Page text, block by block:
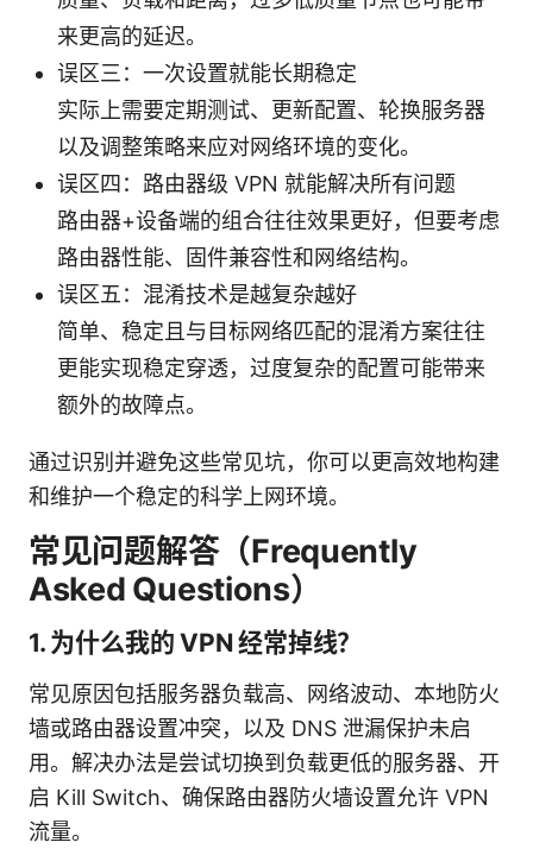
来更高的延迟。
误区三：一次设置就能长期稳定
实际上需要定期测试、更新配置、轮换服务器
以及调整策略来应对网络环境的变化。
误区四：路由器级 VPN 就能解决所有问题
路由器+设备端的组合往往效果更好，但要考虑
路由器性能、固件兼容性和网络结构。
误区五：混淆技术是越复杂越好
简单、稳定且与目标网络匹配的混淆方案往往
更能实现稳定穿透，过度复杂的配置可能带来
额外的故障点。
通过识别并避免这些常见坑，你可以更高效地构建
和维护一个稳定的科学上网环境。
常见问题解答（Frequently
Asked Questions）
1. 为什么我的 VPN 经常掉线？
常见原因包括服务器负载高、网络波动、本地防火
墙或路由器设置冲突，以及 DNS 泄漏保护未启
用。解决办法是尝试切换到负载更低的服务器、开
启 Kill Switch、确保路由器防火墙设置允许 VPN
流量。